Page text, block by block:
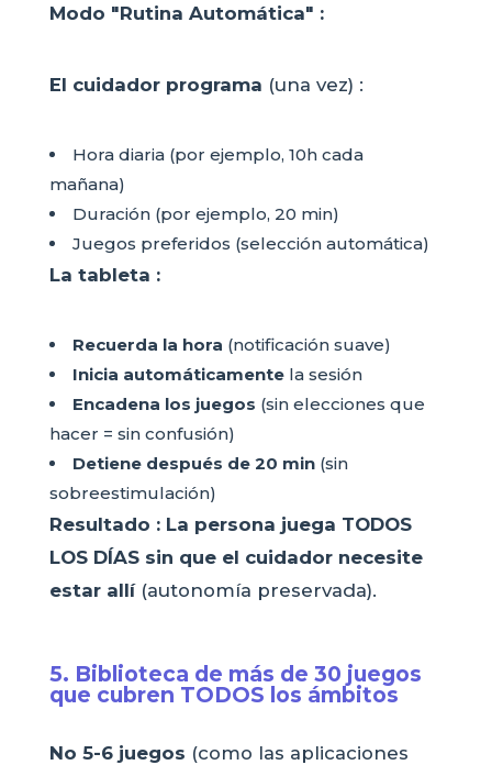
Modo "Rutina Automática" :
El cuidador programa (una vez) :
Hora diaria (por ejemplo, 10h cada
mañana)
Duración (por ejemplo, 20 min)
Juegos preferidos (selección automática)
La tableta :
Recuerda la hora (notificación suave)
Inicia automáticamentela sesión
Encadena los juegos (sin elecciones que
hacer = sin confusión)
Detiene después de 20 min(sin
sobreestimulación)
Resultado : La persona juega TODOS
LOS DÍAS sin que el cuidador necesite
estar allí(autonomía preservada).
5. Biblioteca de más de 30 juegos
que cubren TODOS los ámbitos
No 5-6 juegos (como las aplicaciones